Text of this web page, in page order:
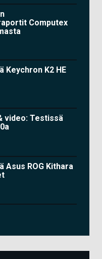
Computex
Keychron K2 HE
video: Testissä
Asus ROG Kithara